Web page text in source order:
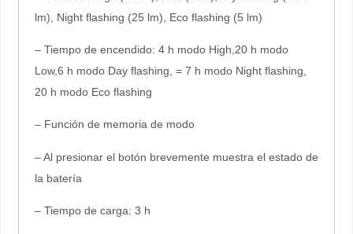
lm), Night flashing (25 lm), Eco flashing (5 lm)
– Tiempo de encendido: 4 h modo High,20 h modo
Low,6 h modo Day flashing, = 7 h modo Night flashing,
20 h modo Eco flashing
– Función de memoria de modo
– Al presionar el botón brevemente muestra el estado de
la batería
– Tiempo de carga: 3 h